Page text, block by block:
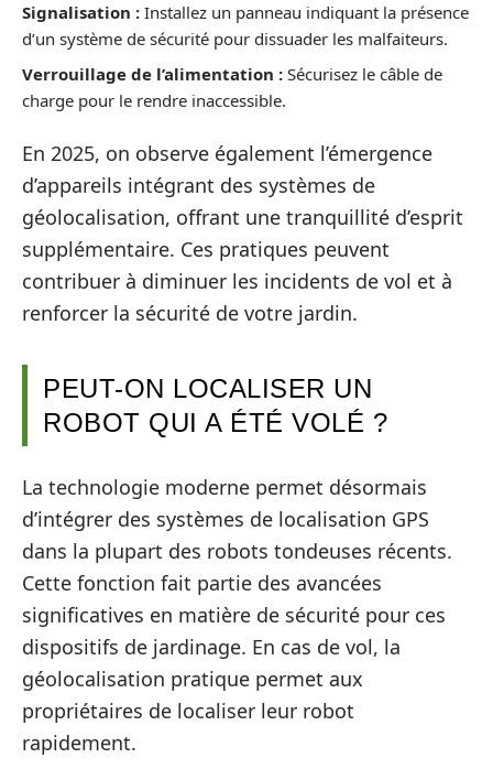
Signalisation : Installez un panneau indiquant la présence
d’un système de sécurité pour dissuader les malfaiteurs.
Verrouillage de l’alimentation : Sécurisez le câble de
charge pour le rendre inaccessible.
En 2025, on observe également l’émergence
d’appareils intégrant des systèmes de
géolocalisation, offrant une tranquillité d’esprit
supplémentaire. Ces pratiques peuvent
contribuer à diminuer les incidents de vol et à
renforcer la sécurité de votre jardin.
PEUT-ON LOCALISER UN
ROBOT QUI A ÉTÉ VOLÉ ?
La technologie moderne permet désormais
d’intégrer des systèmes de localisation GPS
dans la plupart des robots tondeuses récents.
Cette fonction fait partie des avancées
significatives en matière de sécurité pour ces
dispositifs de jardinage. En cas de vol, la
géolocalisation pratique permet aux
propriétaires de localiser leur robot
rapidement.